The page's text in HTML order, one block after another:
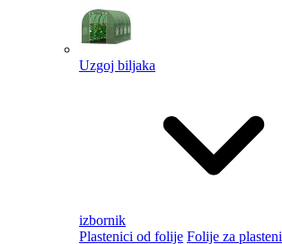
Uzgoj biljaka
izbornik
Plastenici od folije Folije za